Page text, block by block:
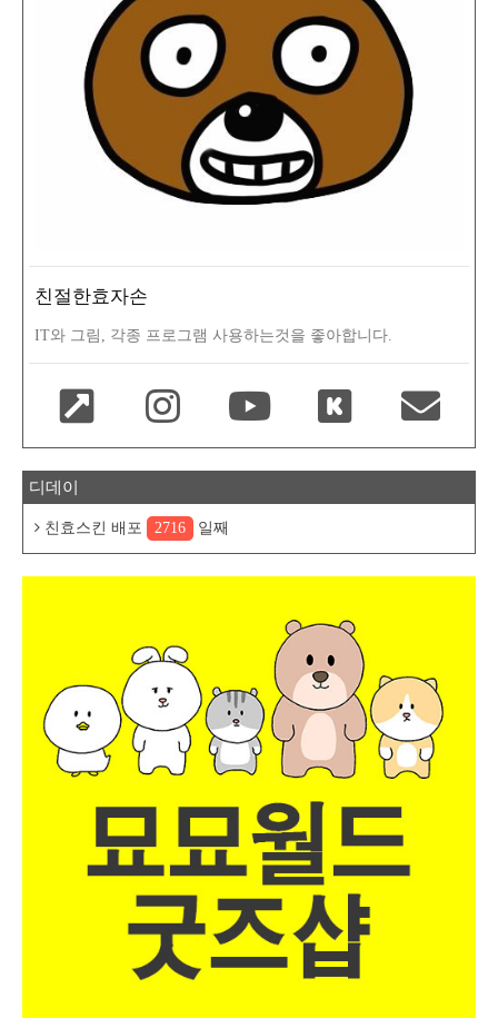
친절한효자손
IT와 그림, 각종 프로그램 사용하는것을 좋아합니다.
디데이
친효스킨 배포 2716 일째